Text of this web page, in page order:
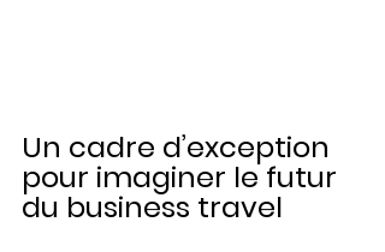
Un cadre d’exception
pour imaginer le futur
du business travel